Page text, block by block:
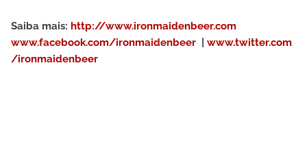
Saiba mais: http://www.ironmaidenbeer.com
www.facebook.com/ironmaidenbeer
www.twitter.com
/ironmaidenbeer